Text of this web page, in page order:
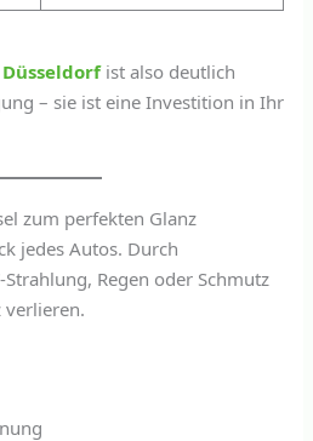
ist also deutlich
– sie ist eine Investition in Ihr
zum perfekten Glanz
jedes Autos. Durch
Regen oder Schmutz
verlieren.